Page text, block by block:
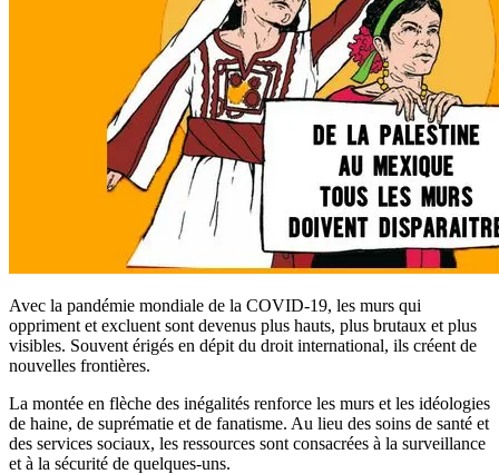
Avec la pandémie mondiale de la COVID-19, les murs qui
oppriment et excluent sont devenus plus hauts, plus brutaux et plus
visibles. Souvent érigés en dépit du droit international, ils créent de
nouvelles frontières.
La montée en flèche des inégalités renforce les murs et les idéologies
de haine, de suprématie et de fanatisme. Au lieu des soins de santé et
des services sociaux, les ressources sont consacrées à la surveillance
et à la sécurité de quelques-uns.